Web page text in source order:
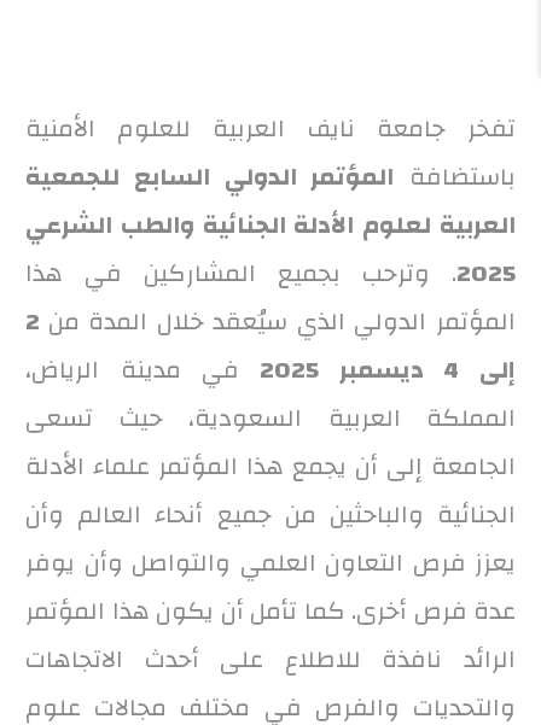
تفخر جامعة نايف العربية للعلوم الأمنية
باستضافة المؤتمر الدولي السابع للجمعية
العربية لعلوم الأدلة الجنائية والطب الشرعي
2025. وترحب بجميع المشاركين في هذا
المؤتمر الدولي الذي سيُعقد خلال المدة من 2
إلى 4 ديسمبر 2025
في مدينة الرياض،
المملكة العربية السعودية، حيث تسعى
الجامعة إلى أن يجمع هذا المؤتمر علماء الأدلة
الجنائية والباحثين من جميع أنحاء العالم وأن
يعزز فرص التعاون العلمي والتواصل وأن يوفر
عدة فرص أخرى. كما تأمل أن يكون هذا المؤتمر
الرائد نافذة للاطلاع على أحدث الاتجاهات
والتحديات والفرص في مختلف مجالات علوم